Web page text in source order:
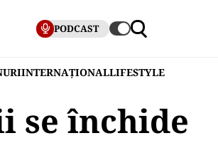
PODCAST
INTERNAȚIONALLIFESTYLE
se închide